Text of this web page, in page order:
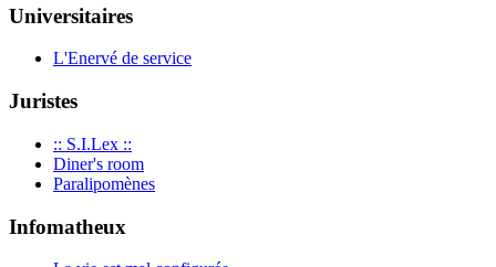
Universitaires
L'Enervé de service
Juristes
:: S.I.Lex ::
Diner's room
Paralipomènes
Infomatheux